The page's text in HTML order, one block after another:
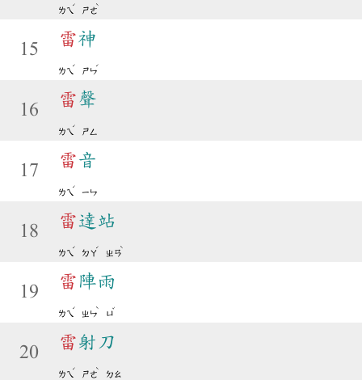
ㄌㄟ
ˊ
ㄕㄜ
ˋ
15
雷神
ㄌㄟ
ˊ
ㄕㄣ
ˊ
16
雷聲
ㄌㄟ
ˊ
ㄕㄥ
17
雷音
ㄌㄟ
ˊ
ㄧㄣ
18
雷達站
ㄌㄟ
ˊ
ㄉㄚ
ˊ
ㄓㄢ
ˋ
19
雷 陣雨
ㄌㄟ
ˊ
ㄓㄣ
ˋ
ㄩ
ˇ
20
雷射刀
ㄌㄟ
ˊ
ㄕㄜ
ˋ
ㄉㄠ